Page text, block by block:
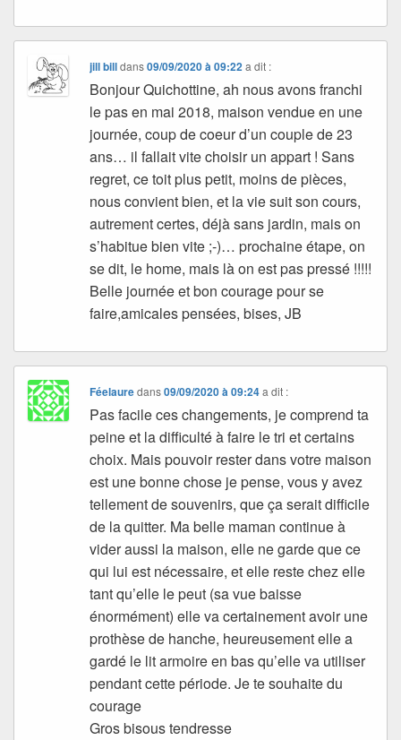
jill billdans09/09/2020 à 09:22 a dit :
Bonjour Quichottine, ah nous avons franchi
le pas en mai 2018, maison vendue en une
journée, coup de coeur d’un couple de 23
ans… il fallait vite choisir un appart ! Sans
regret, ce toit plus petit, moins de pièces,
nous convient bien, et la vie suit son cours,
autrement certes, déjà sans jardin, mais on
s’habitue bien vite ;-)… prochaine étape, on
se dit, le home, mais là on est pas pressé !!!!!
Belle journée et bon courage pour se
faire,amicales pensées, bises, JB
Féelauredans09/09/2020 à 09:24 a dit :
Pas facile ces changements, je comprend ta
peine et la difficulté à faire le tri et certains
choix. Mais pouvoir rester dans votre maison
est une bonne chose je pense, vous y avez
tellement de souvenirs, que ça serait difficile
de la quitter. Ma belle maman continue à
vider aussi la maison, elle ne garde que ce
qui lui est nécessaire, et elle reste chez elle
tant qu’elle le peut (sa vue baisse
énormément) elle va certainement avoir une
prothèse de hanche, heureusement elle a
gardé le lit armoire en bas qu’elle va utiliser
pendant cette période. Je te souhaite du
courage
Gros bisous tendresse